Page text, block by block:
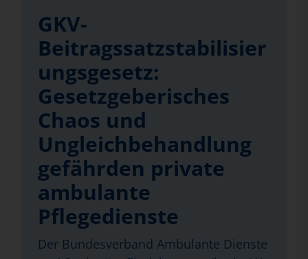
GKV-
Beitragssatzstabilisier
ungsgesetz:
Gesetzgeberisches
Chaos und
Ungleichbehandlung
gefährden private
ambulante
Pflegedienste
Der Bundesverband Ambulante Dienste